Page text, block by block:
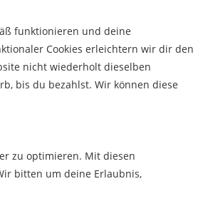
funktionieren und deine
Cookies erleichtern wir dir den
nicht wiederholt dieselben
bis du bezahlst. Wir können diese
zu optimieren. Mit diesen
bitten um deine Erlaubnis,